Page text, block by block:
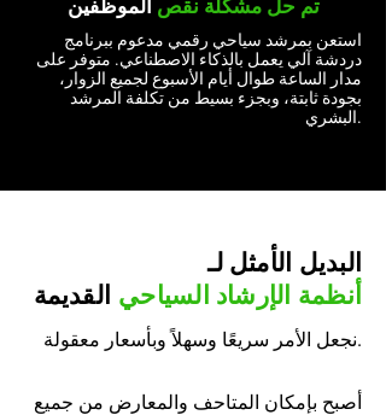
تم حل مشكلة نقص الموظفين
استعن بمرشد سياحي رقمي مدعوم ببرنامج
دردشة آلي يعمل بالذكاء الاصطناعي. متوفر على
مدار الساعة طوال أيام الأسبوع لجميع الزوار،
بجودة ثابتة، وبجزء بسيط من تكلفة المرشد
البشري.
البديل الأمثل لـ
أنظمة الإرشاد السياحي القديمة
نجعل الأمر سريعًا وسهلاً وبأسعار معقولة.
أصبح بإمكان المتاحف والمعارض من جميع